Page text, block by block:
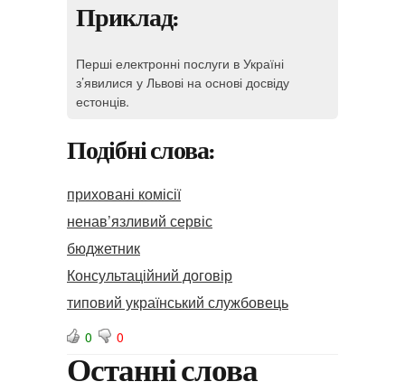
Приклад:
Перші електронні послуги в Україні
з’явилися у Львові на основі досвіду
естонців.
Подібні слова:
приховані комісії
ненав’язливий сервіс
бюджетник
Консультаційний договір
типовий український службовець
0 0
Останні слова